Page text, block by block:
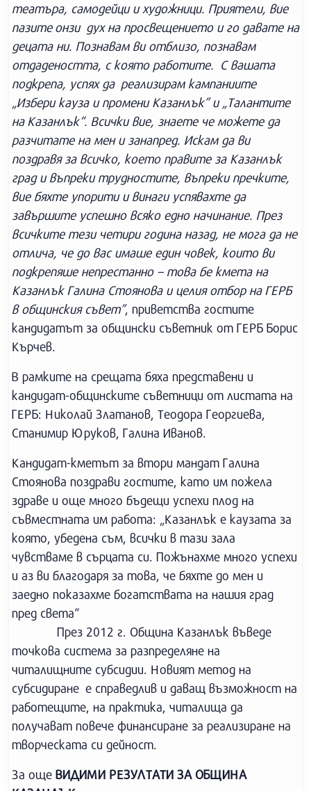
театъра, самодейци и художници. Приятели, вие
пазитеонзи дух на просвещението и го давате на
децата ни. Познавам ви отблизо, познавам
отдадеността, с която работите. С вашата
подкрепа, успях да реализирам кампаниите
„Избери кауза и промени Казанлък” и „Талантите
наКазанлък“. Всички вие, знаете че можете да
разчитате на мен и занапред. Искам да ви
поздравя за всичко, което правите за Казанлък
град и въпреки трудностите, въпреки пречките,
вие бяхте упорити и винаги успявахте да
завършите успешно всяко едно начинание. През
всичките тези четири година назад, не мога да не
отлича, че до вас имаше един човек, които ви
подкрепяше непрестанно – това бе кмета на
Казанлък Галина Стоянова и целия отбор на ГЕРБ
в общинския съвет”, приветства гостите
кандидатът за общински съветник от ГЕРБ Борис
Кърчев.
В рамките на срещата бяха представени и
кандидат-общинските съветници от листата на
ГЕРБ: Николай Златанов, Теодора Георгиева,
Станимир Юруков, Галина Иванов.
Кандидат-кметът за втори мандат Галина
Стоянова поздрави гостите, като им пожела
здраве и още много бъдещи успехи плод на
съвместната им работа: „Казанлък е каузата за
която, убедена съм, всички в тази зала
чувстваме в сърцата си. Пожънахме много успехи
и аз ви благодаря за това, че бяхте до мен и
заедно показахме богатствата на нашия град
пред света“
През 2012 г. Община Казанлък въведе
точкова система за разпределяне на
читалищните субсидии. Новият метод на
субсидиране е справедлив и даващ възможност на
работещите, на практика, читалища да
получават повече финансиране за реализиране на
творческата си дейност.
За още ВИДИМИ РЕЗУЛТАТИ ЗА ОБЩИНА